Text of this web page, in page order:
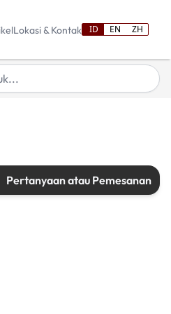
Lokasi & Kontak ID EN ZH
Pertanyaan atau Pemesanan